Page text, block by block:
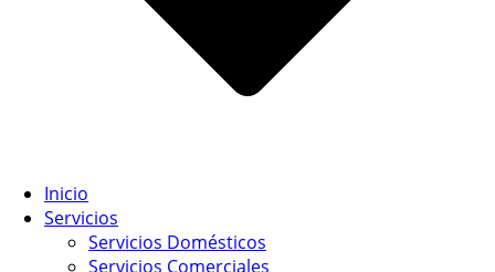
Inicio
Servicios
Servicios Domésticos
Servicios Comerciales